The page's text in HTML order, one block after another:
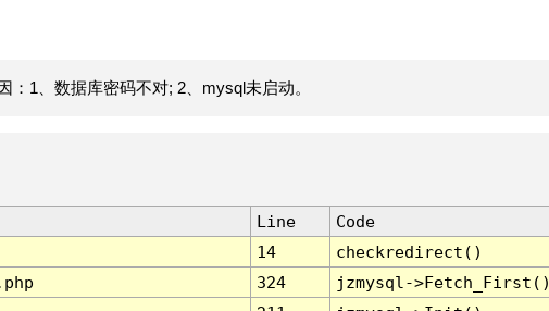
1、数据库密码不对; 2、mysql未启动。
Line
Code
14
checkredirect()
324
jzmysql-